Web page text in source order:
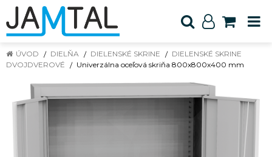
ÚVOD DIELŇA DIELENSKÉ SKRINE
DIELENSKÉ SKRINE
DVOJDVEROVÉ
Univerzálna oceľová skriňa 800x800x400 mm